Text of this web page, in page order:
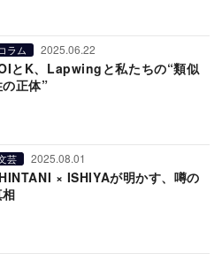
コラム 2025.06.22
とK、Lapwingと私たちの“類似
正体”
芸 2025.08.01
× ISHIYAが明かす、噂の